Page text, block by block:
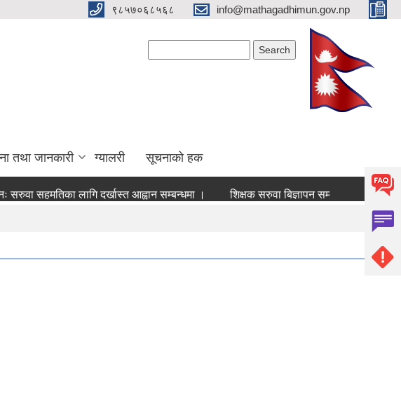
९८५७०६८५६८ info@mathagadhimun.gov.np
तथा जानकारी ग्यालरी सूचनाको हक
सहमतिका लागि दर्खास्त आह्वान सम्बन्धमा । शिक्षक सरुवा बिज्ञापन सम्वन्धमा अदुवा/